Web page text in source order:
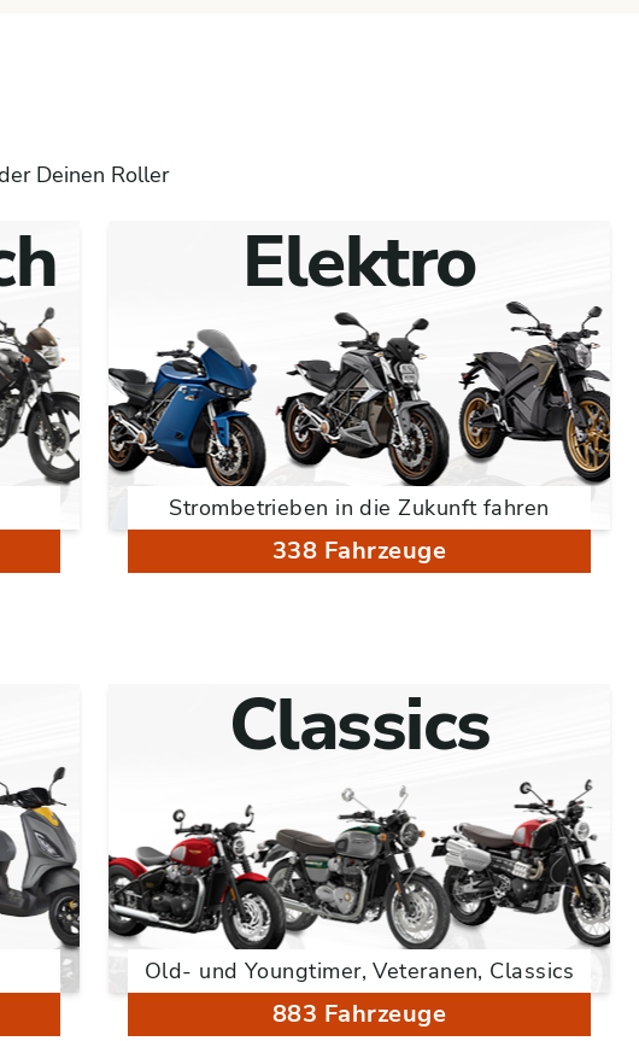
Deinen Roller
Elektro
Strombetrieben in die Zukunft fahren
338 Fahrzeuge
Classics
Old- und Youngtimer, Veteranen, Classics
883 Fahrzeuge